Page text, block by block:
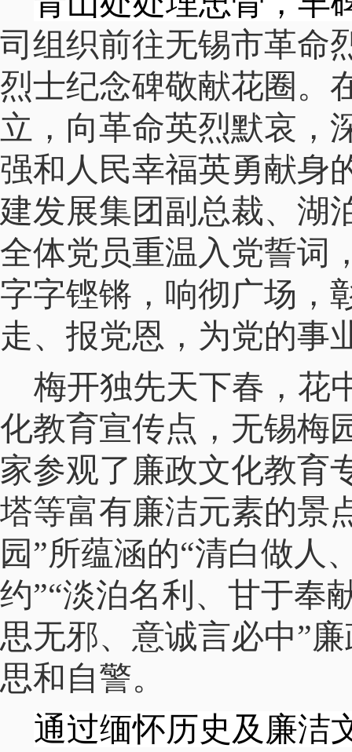
司组织前往无锡市革命
烈士纪念碑敬献花圈。
立，向革命英烈默哀，
强和人民幸福英勇献身
建发展集团副总裁、湖
全体党员重温入党誓词
字字铿锵，响彻广场，
走、报党恩，为党的事
梅开独先天下春，花
化教育宣传点，无锡梅
家参观了 廉政文化教育
塔等富有廉洁元素的景
园”所蕴涵的“清白做人
约”“淡泊名利、甘于奉
思无邪、意诚言必中”
思和自警。
通过缅怀历史及廉洁